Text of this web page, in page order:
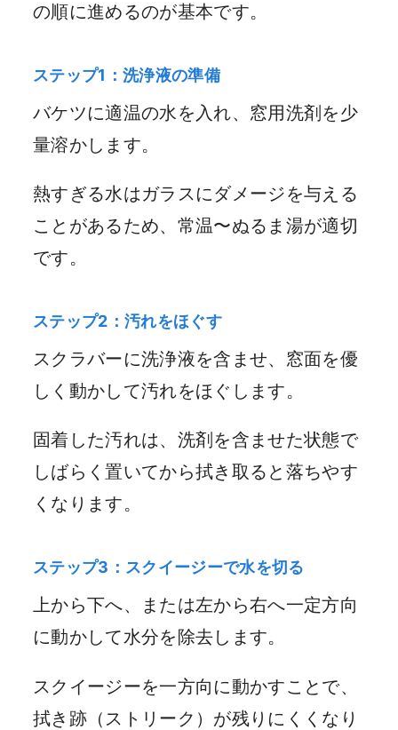
の順に進めるのが基本です。
ステップ1：洗浄液の準備
バケツに適温の水を入れ、窓用洗剤を少
量溶かします。
熱すぎる水はガラスにダメージを与える
ことがあるため、常温〜ぬるま湯が適切
です。
ステップ2：汚れをほぐす
スクラバーに洗浄液を含ませ、窓面を優
しく動かして汚れをほぐします。
固着した汚れは、洗剤を含ませた状態で
しばらく置いてから拭き取ると落ちやす
くなります。
ステップ3：スクイージーで水を切る
上から下へ、または左から右へ一定方向
に動かして水分を除去します。
スクイージーを一方向に動かすことで、
拭き跡（ストリーク）が残りにくくなり